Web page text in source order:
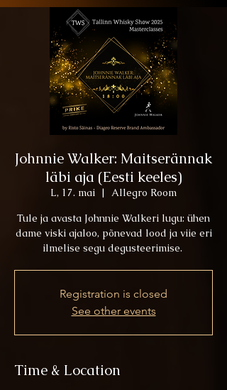
Johnnie Walker: Maitserännak
läbi aja (Eesti keeles)
L, 17. mai
  |
Allegro Room
Tule ja avasta Johnnie Walkeri lugu: ühen
dame viski ajaloo, põnevad lood ja viie eri
ilmelise segu degusteerimise.
Registration is closed
See other events
Time & Location